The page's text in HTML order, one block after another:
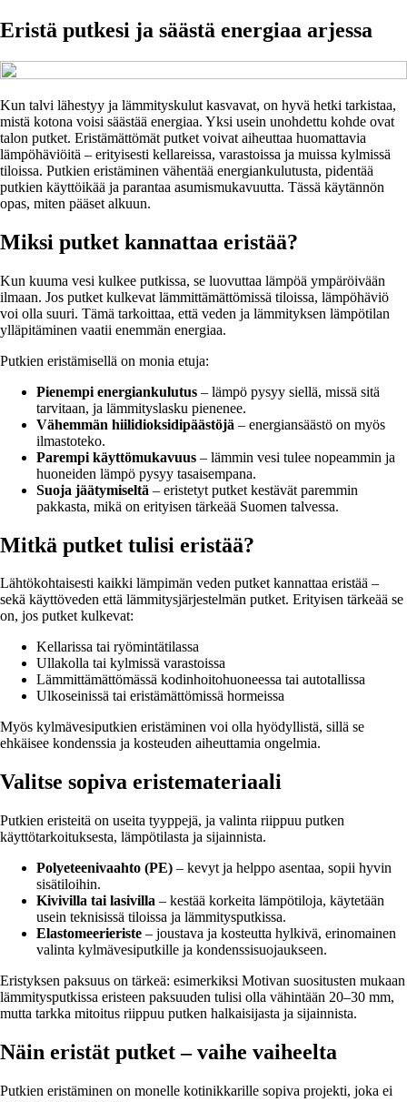
Eristä putkesi ja säästä energiaa arjessa
Kun talvi lähestyy ja lämmityskulut kasvavat, on hyvä hetki tarkistaa,
mistä kotona voisi säästää energiaa. Yksi usein unohdettu kohde ovat
talon putket. Eristämättömät putket voivat aiheuttaa huomattavia
lämpöhäviöitä – erityisesti kellareissa, varastoissa ja muissa kylmissä
tiloissa. Putkien eristäminen vähentää energiankulutusta, pidentää
putkien käyttöikää ja parantaa asumismukavuutta. Tässä käytännön
opas, miten pääset alkuun.
Miksi putket kannattaa eristää?
Kun kuuma vesi kulkee putkissa, se luovuttaa lämpöä ympäröivään
ilmaan. Jos putket kulkevat lämmittämättömissä tiloissa, lämpöhäviö
voi olla suuri. Tämä tarkoittaa, että veden ja lämmityksen lämpötilan
ylläpitäminen vaatii enemmän energiaa.
Putkien eristämisellä on monia etuja:
Pienempi energiankulutus – lämpö pysyy siellä, missä sitä
tarvitaan, ja lämmityslasku pienenee.
Vähemmän hiilidioksidipäästöjä – energiansäästö on myös
ilmastoteko.
Parempi käyttömukavuus – lämmin vesi tulee nopeammin ja
huoneiden lämpö pysyy tasaisempana.
Suoja jäätymiseltä – eristetyt putket kestävät paremmin
pakkasta, mikä on erityisen tärkeää Suomen talvessa.
Mitkä putket tulisi eristää?
Lähtökohtaisesti kaikki lämpimän veden putket kannattaa eristää –
sekä käyttöveden että lämmitysjärjestelmän putket. Erityisen tärkeää se
on, jos putket kulkevat:
Kellarissa tai ryömintätilassa
Ullakolla tai kylmissä varastoissa
Lämmittämättömässä kodinhoitohuoneessa tai autotallissa
Ulkoseinissä tai eristämättömissä hormeissa
Myös kylmävesiputkien eristäminen voi olla hyödyllistä, sillä se
ehkäisee kondenssia ja kosteuden aiheuttamia ongelmia.
Valitse sopiva eristemateriaali
Putkien eristeitä on useita tyyppejä, ja valinta riippuu putken
käyttötarkoituksesta, lämpötilasta ja sijainnista.
Polyeteenivaahto (PE) – kevyt ja helppo asentaa, sopii hyvin
sisätiloihin.
Kivivilla tai lasivilla – kestää korkeita lämpötiloja, käytetään
usein teknisissä tiloissa ja lämmitysputkissa.
Elastomeerieriste – joustava ja kosteutta hylkivä, erinomainen
valinta kylmävesiputkille ja kondenssisuojaukseen.
Eristyksen paksuus on tärkeä: esimerkiksi Motivan suositusten mukaan
lämmitysputkissa eristeen paksuuden tulisi olla vähintään 20–30 mm,
mutta tarkka mitoitus riippuu putken halkaisijasta ja sijainnista.
Näin eristät putket – vaihe vaiheelta
Putkien eristäminen on monelle kotinikkarille sopiva projekti, joka ei